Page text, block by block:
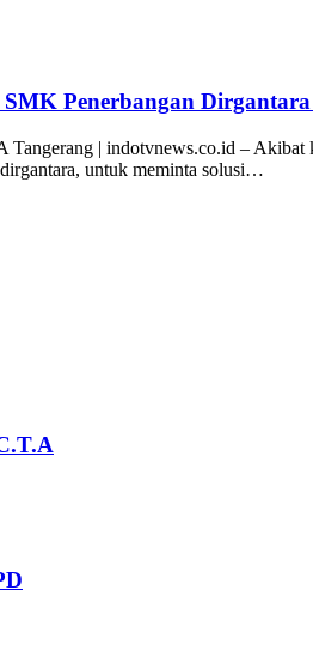
Penerbangan
| indotvnews.co.id – Akibat
untuk meminta solusi…